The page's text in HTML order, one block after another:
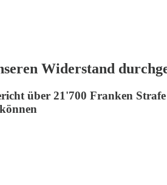
Widerstand
über 21'700 Franken